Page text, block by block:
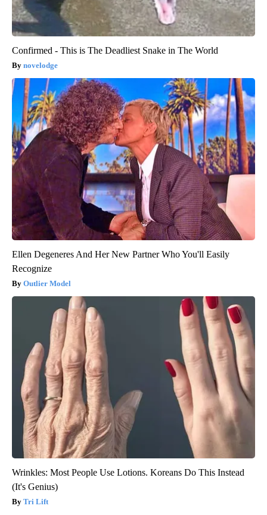
Confirmed - This is The Deadliest Snake in The World
novelodge
Ellen Degeneres And Her New Partner Who You'll Easily
Recognize
Outlier Model
Wrinkles: Most People Use Lotions. Koreans Do This Instead
(It's Genius)
Tri Lift